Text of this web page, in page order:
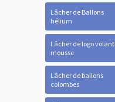
Lâcher de Ballons
hélium
Lâcher de logo volant
mousse
Lâcher de ballons
colombes